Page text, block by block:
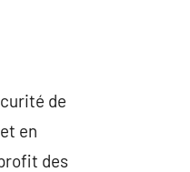
de
en
des